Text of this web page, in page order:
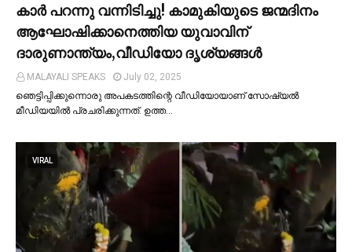
കാര്‍ പറന്നു വന്നിടിച്ചു! കാമുകിയുടെ ജന്മദിനം
ആഘോഷിക്കാനെത്തിയ യുവാവിന്
ദാരുണാന്ത്യം,വീഡിയോ ദൃശ്യങ്ങൾ
MALAYALI SPEAKS
July 02, 2025
ഞെട്ടിപ്പിക്കുന്നൊരു അപകടത്തിന്റെ വീഡിയോയാണ് സോഷ്യല്‍
മീഡിയയില്‍ പ്രചരിക്കുന്നത്. ഉത്ത…
VIRAL